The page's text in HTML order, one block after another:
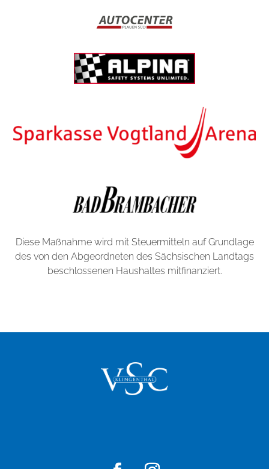
Diese Maßnahme wird mit Steuermitteln auf Grundlage
des von den Abgeordneten des Sächsischen Landtags
beschlossenen Haushaltes mitfinanziert.